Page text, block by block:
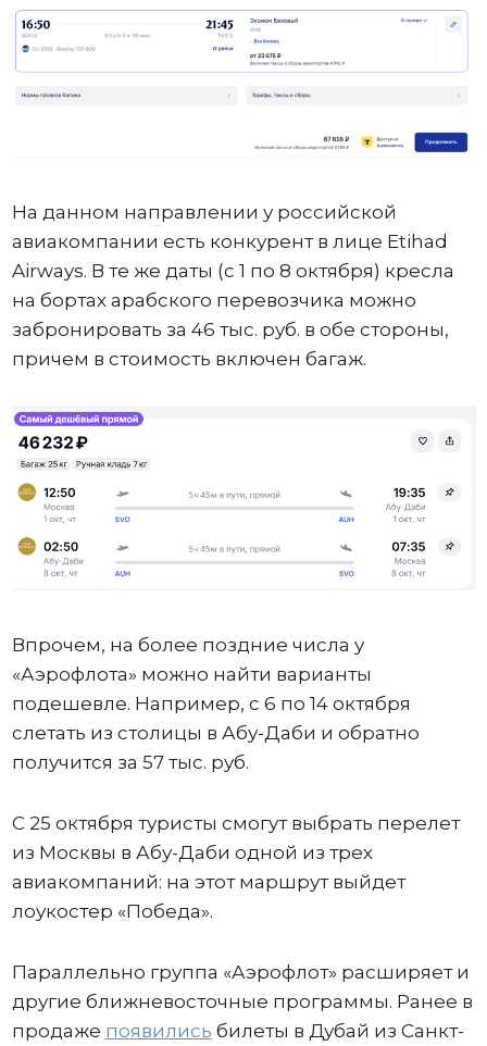
На данном направлении у российской
авиакомпании есть конкурент в лице Etihad
Airways. В те же даты (с 1 по 8 октября) кресла
на бортах арабского перевозчика можно
забронировать за 46 тыс. руб. в обе стороны,
причем в стоимость включен багаж.
Впрочем, на более поздние числа у
«Аэрофлота» можно найти варианты
подешевле. Например, с 6 по 14 октября
слетать из столицы в Абу-Даби и обратно
получится за 57 тыс. руб.
С 25 октября туристы смогут выбрать перелет
из Москвы в Абу-Даби одной из трех
авиакомпаний: на этот маршрут выйдет
лоукостер «Победа».
Параллельно группа «Аэрофлот» расширяет и
другие ближневосточные программы. Ранее в
продаже появились билеты в Дубай из Санкт-